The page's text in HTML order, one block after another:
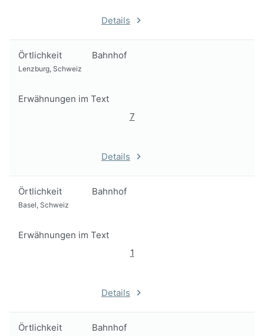
Details
Örtlichkeit Bahnhof
Lenzburg, Schweiz
Erwähnungen im Text
7
Details
Örtlichkeit Bahnhof
Basel, Schweiz
Erwähnungen im Text
1
Details
Örtlichkeit Bahnhof